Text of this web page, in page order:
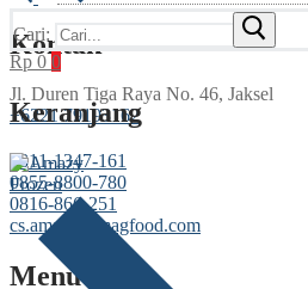
Cari:
Rp 0 0
Keranjang
Kontak
Jl. Duren Tiga Raya No. 46, Jaksel
‎+6221 79193162
‪0811-1347-161
‪0855-8800-780
‪0816-866-251
cs.amazy@magfood.com
Menu